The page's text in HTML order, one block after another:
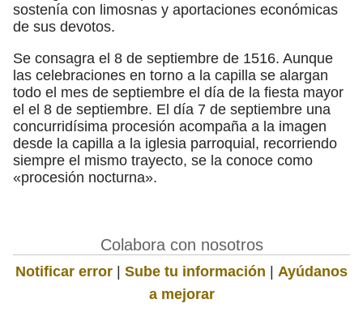
sostenía con limosnas y aportaciones económicas
de sus devotos.
Se consagra el 8 de septiembre de 1516. Aunque
las celebraciones en torno a la capilla se alargan
todo el mes de septiembre el día de la fiesta mayor
el el 8 de septiembre. El día 7 de septiembre una
concurridísima procesión acompaña a la imagen
desde la capilla a la iglesia parroquial, recorriendo
siempre el mismo trayecto, se la conoce como
«procesión nocturna».
Colabora con nosotros
Notificar error | Sube tu información | Ayúdanos
a mejorar